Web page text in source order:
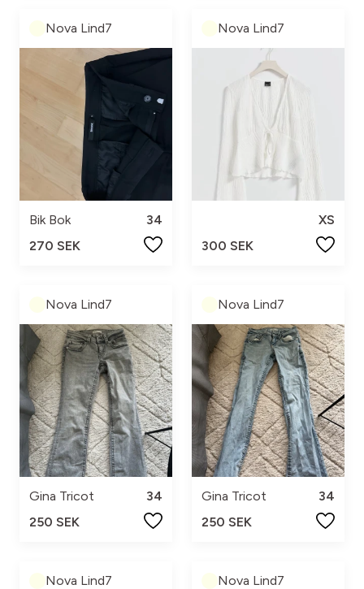
Nova Lind7
Bik Bok
34
270 SEK
Nova Lind7
XS
300 SEK
Nova Lind7
Gina Tricot
34
250 SEK
Nova Lind7
Gina Tricot
34
250 SEK
Nova Lind7 Nova Lind7